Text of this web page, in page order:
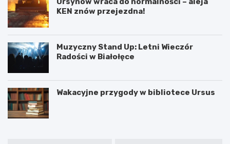
KEN znów przejezdna!
Muzyczny Stand Up: Letni Wieczór
Radości w Białołęce
Wakacyjne przygody w bibliotece Ursus